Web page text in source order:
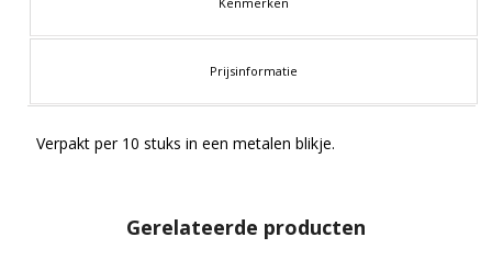
Prijsinformatie
Verpakt per 10 stuks in een metalen blikje.
Gerelateerde producten